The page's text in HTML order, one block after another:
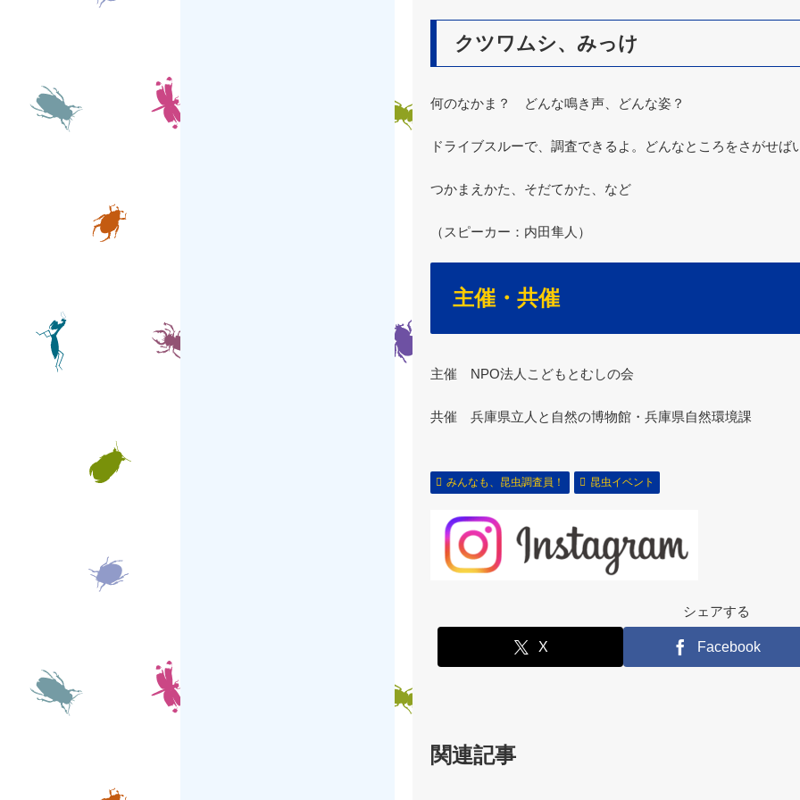
クツワムシ、みっけ
何のなかま？ どんな鳴き声、どんな姿？
ドライブスルーで、調査できるよ。どんなところをさがせば
つかまえかた、そだてかた、など
（スピーカー：内田隼人）
主催・共催
主催 NPO法人こどもとむしの会
共催 兵庫県立人と自然の博物館・兵庫県自然環境課
みんなも、昆虫調査員！ 昆虫イベント
シェアする
X Facebook
関連記事